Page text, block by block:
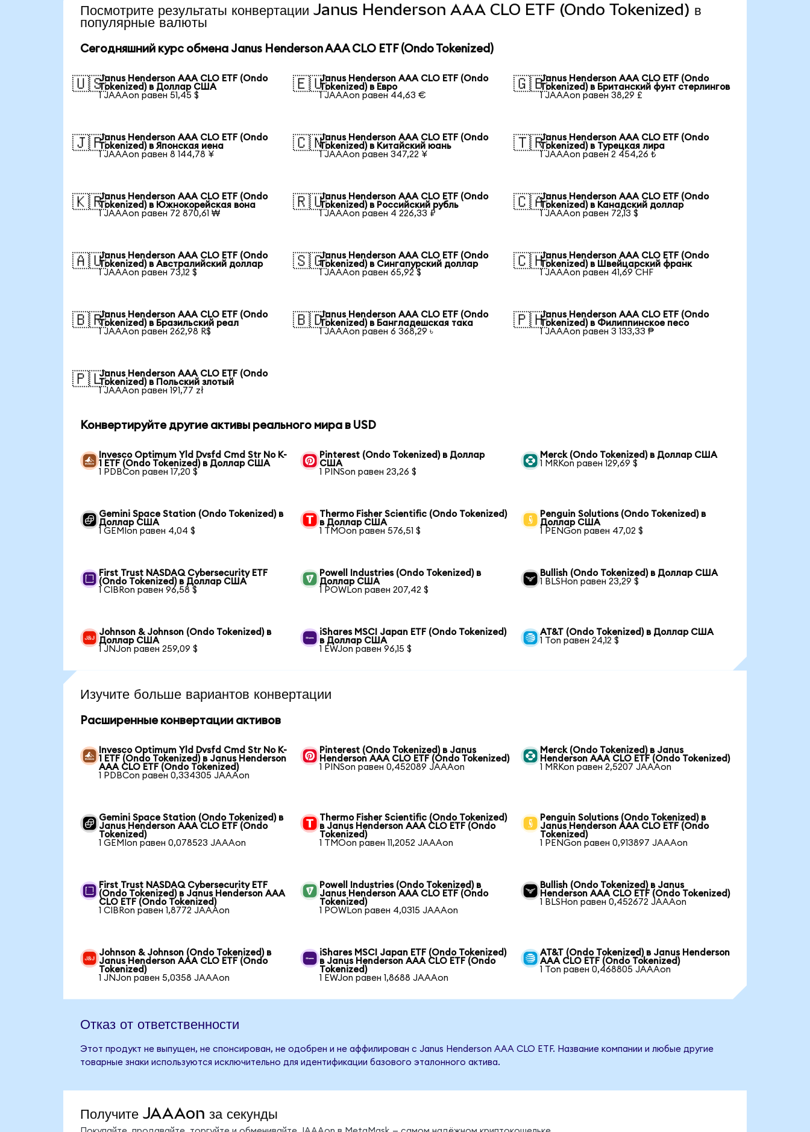
Посмотрите результаты конвертации Janus Henderson AAA CLO ETF (Ondo Tokenized) в
популярные валюты
Сегодняшний курс обмена Janus Henderson AAA CLO ETF (Ondo Tokenized)
🇺🇸Janus Henderson AAA CLO ETF (Ondo
Tokenized) в Доллар США
1 JAAAon равен 51,45 $
🇪🇺Janus Henderson AAA CLO ETF (Ondo
Tokenized) в Евро
1 JAAAon равен 44,63 €
🇬🇧Janus Henderson AAA CLO ETF (Ondo
Tokenized) в Британский фунт стерлингов
1 JAAAon равен 38,29 £
🇯🇵Janus Henderson AAA CLO ETF (Ondo
Tokenized) в Японская иена
1 JAAAon равен 8 144,78 ¥
🇨🇳Janus Henderson AAA CLO ETF (Ondo
Tokenized) в Китайский юань
1 JAAAon равен 347,22 ¥
🇹🇷Janus Henderson AAA CLO ETF (Ondo
Tokenized) в Турецкая лира
1 JAAAon равен 2 454,26 ₺
🇰🇷Janus Henderson AAA CLO ETF (Ondo
Tokenized) в Южнокорейская вона
1 JAAAon равен 72 870,61 ₩
🇷🇺Janus Henderson AAA CLO ETF (Ondo
Tokenized) в Российский рубль
1 JAAAon равен 4 226,33 ₽
🇨🇦Janus Henderson AAA CLO ETF (Ondo
Tokenized) в Канадский доллар
1 JAAAon равен 72,13 $
🇦🇺Janus Henderson AAA CLO ETF (Ondo
Tokenized) в Австралийский доллар
1 JAAAon равен 73,12 $
🇸🇬Janus Henderson AAA CLO ETF (Ondo
Tokenized) в Сингапурский доллар
1 JAAAon равен 65,92 $
🇨🇭Janus Henderson AAA CLO ETF (Ondo
Tokenized) в Швейцарский франк
1 JAAAon равен 41,69 CHF
🇧🇷Janus Henderson AAA CLO ETF (Ondo
Tokenized) в Бразильский реал
1 JAAAon равен 262,98 R$
🇧🇩Janus Henderson AAA CLO ETF (Ondo
Tokenized) в Бангладешская така
1 JAAAon равен 6 368,29 ৳
🇵🇭Janus Henderson AAA CLO ETF (Ondo
Tokenized) в Филиппинское песо
1 JAAAon равен 3 133,33 ₱
🇵🇱Janus Henderson AAA CLO ETF (Ondo
Tokenized) в Польский злотый
1 JAAAon равен 191,77 zł
Конвертируйте другие активы реального мира в USD
Invesco Optimum Yld Dvsfd Cmd Str No K-
1 ETF (Ondo Tokenized) в Доллар США
1 PDBCon равен 17,20 $
Pinterest (Ondo Tokenized) в Доллар
США
1 PINSon равен 23,26 $
Merck (Ondo Tokenized) в Доллар США
1 MRKon равен 129,69 $
Gemini Space Station (Ondo Tokenized) в
Доллар США
1 GEMIon равен 4,04 $
Thermo Fisher Scientific (Ondo Tokenized)
в Доллар США
1 TMOon равен 576,51 $
Penguin Solutions (Ondo Tokenized) в
Доллар США
1 PENGon равен 47,02 $
First Trust NASDAQ Cybersecurity ETF
(Ondo Tokenized) в Доллар США
1 CIBRon равен 96,58 $
Powell Industries (Ondo Tokenized) в
Доллар США
1 POWLon равен 207,42 $
Bullish (Ondo Tokenized) в Доллар США
1 BLSHon равен 23,29 $
Johnson & Johnson (Ondo Tokenized) в
Доллар США
1 JNJon равен 259,09 $
iShares MSCI Japan ETF (Ondo Tokenized)
в Доллар США
1 EWJon равен 96,15 $
AT&T (Ondo Tokenized) в Доллар США
1 Ton равен 24,12 $
Изучите больше вариантов конвертации
Расширенные конвертации активов
Invesco Optimum Yld Dvsfd Cmd Str No K-
1 ETF (Ondo Tokenized) в Janus Henderson
AAA CLO ETF (Ondo Tokenized)
1 PDBCon равен 0,334305 JAAAon
Pinterest (Ondo Tokenized) в Janus
Henderson AAA CLO ETF (Ondo Tokenized)
1 PINSon равен 0,452089 JAAAon
Merck (Ondo Tokenized) в Janus
Henderson AAA CLO ETF (Ondo Tokenized)
1 MRKon равен 2,5207 JAAAon
Gemini Space Station (Ondo Tokenized) в
Janus Henderson AAA CLO ETF (Ondo
Tokenized)
1 GEMIon равен 0,078523 JAAAon
Thermo Fisher Scientific (Ondo Tokenized)
в Janus Henderson AAA CLO ETF (Ondo
Tokenized)
1 TMOon равен 11,2052 JAAAon
Penguin Solutions (Ondo Tokenized) в
Janus Henderson AAA CLO ETF (Ondo
Tokenized)
1 PENGon равен 0,913897 JAAAon
First Trust NASDAQ Cybersecurity ETF
(Ondo Tokenized) в Janus Henderson AAA
CLO ETF (Ondo Tokenized)
1 CIBRon равен 1,8772 JAAAon
Powell Industries (Ondo Tokenized) в
Janus Henderson AAA CLO ETF (Ondo
Tokenized)
1 POWLon равен 4,0315 JAAAon
Bullish (Ondo Tokenized) в Janus
Henderson AAA CLO ETF (Ondo Tokenized)
1 BLSHon равен 0,452672 JAAAon
Johnson & Johnson (Ondo Tokenized) в
Janus Henderson AAA CLO ETF (Ondo
Tokenized)
1 JNJon равен 5,0358 JAAAon
iShares MSCI Japan ETF (Ondo Tokenized)
в Janus Henderson AAA CLO ETF (Ondo
Tokenized)
1 EWJon равен 1,8688 JAAAon
AT&T (Ondo Tokenized) в Janus Henderson
AAA CLO ETF (Ondo Tokenized)
1 Ton равен 0,468805 JAAAon
Отказ от ответственности
Этот продукт не выпущен, не спонсирован, не одобрен и не аффилирован с Janus Henderson AAA CLO ETF. Название компании и любые другие
товарные знаки используются исключительно для идентификации базового эталонного актива.
Получите JAAAon за секунды